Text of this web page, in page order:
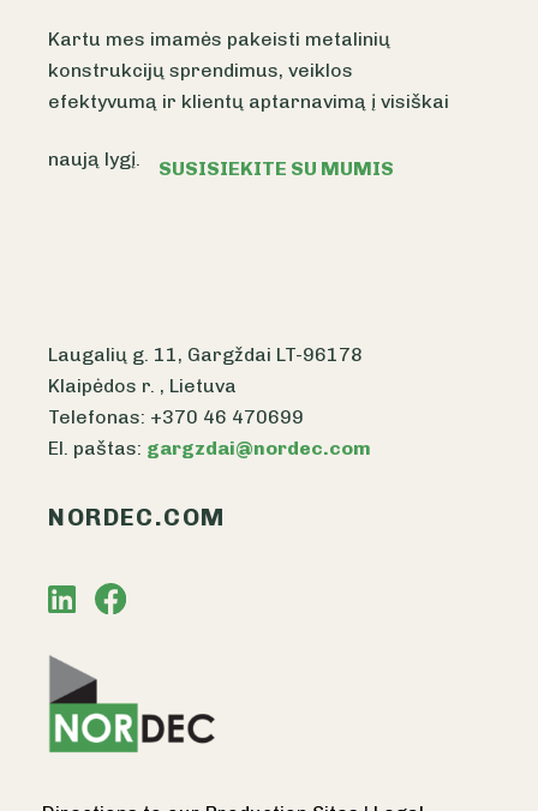
Kartu mes imamės pakeisti metalinių
konstrukcijų sprendimus, veiklos
efektyvumą ir klientų aptarnavimą į visiškai
naują lygį. SUSISIEKITE SU MUMIS
Laugalių g. 11, Gargždai LT-96178
Klaipėdos r. , Lietuva
Telefonas: +370 46 470699
El. paštas: gargzdai@nordec.com
NORDEC.COM